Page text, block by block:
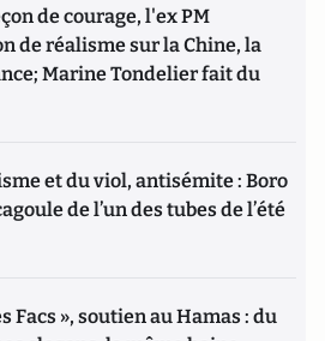
de courage, l'ex PM
de réalisme sur la Chine, la
Marine Tondelier fait du
et du viol, antisémite : Boro
de l’un des tubes de l’été
Facs », soutien au Hamas : du